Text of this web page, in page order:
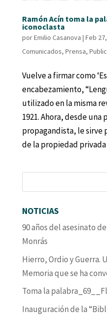
Ramón Acín toma la
iconoclasta
porEmilio Casanova | Feb
Comunicados, Prensa,
Vuelve a firmar como
encabezamiento,
utilizado en la misma
1921. Ahora, desde
propagandista, le sirve
de la propiedad
NOTICIAS
90 años del asesinato
Monrás
Hierro, Ordio y Guerra.
Memoria que se ha
Toma la
Inauguración de la